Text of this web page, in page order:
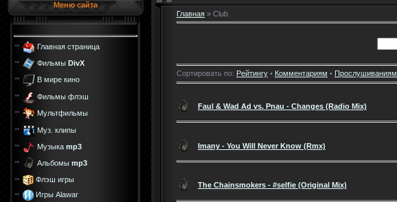
Меню сайта
Главная страница
Фильмы DivX
В мире кино
Фильмы флэш
Мультфильмы
Муз. клипы
Музыка mp3
Альбомы mp3
Флэш игры
Игры Alawar
Главная » Club
Сортировать по: Рейтингу • Комментариям • Прослушиваниям
Faul & Wad Ad vs. Pnau - Changes (Radio Mix)
Imany - You Will Never Know (Rmx)
The Chainsmokers - #selfie (Original Mix)